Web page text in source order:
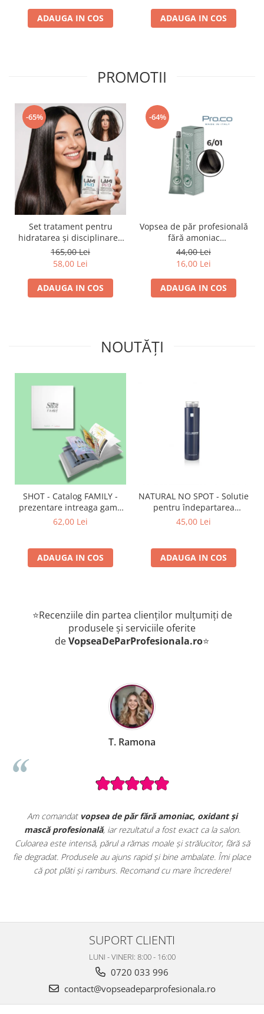
ADAUGA IN COS ADAUGA IN COS
PROMOTII
-65%
Set tratament pentru
hidratarea și disciplinarea
parului LAMI PRO, Proco
(șampon + balsam 2x
250ml)
165,00 Lei
58,00 Lei
ADAUGA IN COS
-64%
Vopsea de păr profesională
fără amoniac
SUPERB.COLOR 100 ml -
Pro.Co - 6/01 BLOND INCHIS
CENUSIU
44,00 Lei
16,00 Lei
ADAUGA IN COS
NOUTĂȚI
SHOT - Catalog FAMILY -
prezentare intreaga gama
de produse
62,00 Lei
ADAUGA IN COS
NATURAL NO SPOT - Solutie
pentru îndepartarea
petelor de vopsea de pe
45,00 Lei
ADAUGA IN COS
⭐Recenziile din partea clienților mulțumiți de
produsele și serviciile oferite
deVopseaDeParProfesionala.ro⭐
salon.
fără să
Îmi place
B. Mihaela
Seturile promoționale de pe
extrem de avantajoase. Am achiziționat unset
vopsele profesionale cu oxidanți și nuanțar , perfect
uz profesional. Calitate foarte bună la un preț excelent.
clar că sunt produse originale, destinate rezultatelor de
SUPORT CLIENTI
LUNI - VINERI: 8:00 - 16:00
0720 033 996
contact@vopseadeparprofesionala.ro